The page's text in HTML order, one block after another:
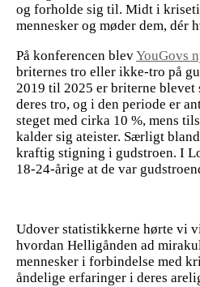
og forholde sig til. Midt i
mennesker og møder dem, dér
På konferencen blevYouGovs
briternes tro eller ikke-tro på
2019 til 2025 er briterne blevet
deres tro, og i den periode er
steget med cirka 10 %, mens
kalder sig ateister. Særligt
kraftig stigning i gudstroen. I
18-24-årige at de var
Udover statistikkerne hørte vi
hvordan Helligånden ad
mennesker i forbindelse med
åndelige erfaringer i deres